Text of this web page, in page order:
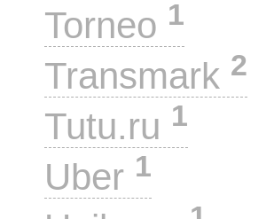
Torneo 1
Transmark 2
Tutu.ru 1
Uber 1